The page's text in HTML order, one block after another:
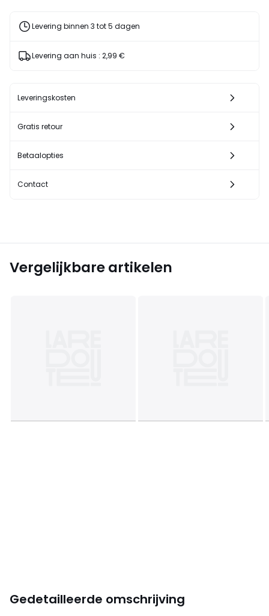
Levering binnen 3 tot 5 dagen
Levering aan huis : 2,99 €
Leveringskosten
Gratis retour
Betaalopties
Contact
Vergelijkbare artikelen
Gedetailleerde omschrijving